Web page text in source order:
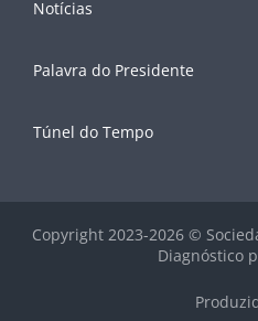
Notícias
Palavra do Presidente
Túnel do Tempo
Copyright 2023-2026 ©
Diagnóstico